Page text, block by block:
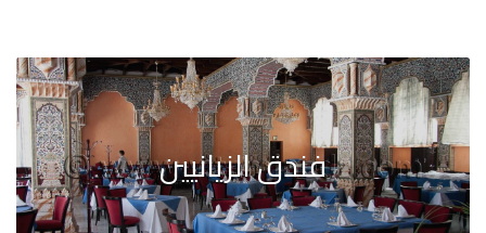
فندق الزيانيين